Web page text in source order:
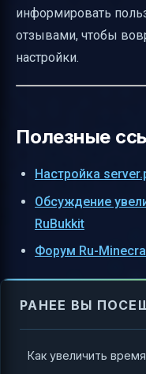
информировать
отзывами, чтобы
настройки.
Полезные
Настройка
Обсуждение
RuBukkit
Форум Ru-
РАНЕЕ ВЫ